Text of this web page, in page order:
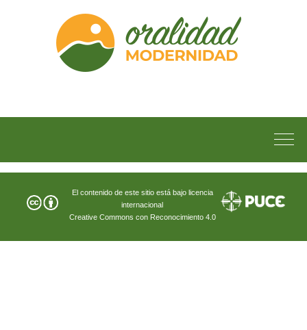
El contenido de este sitio está bajo licencia
internacional
Creative Commons con Reconocimiento 4.0